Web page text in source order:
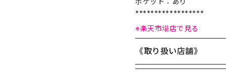
******************
※楽天市場店で見る
《取り扱い店舗》